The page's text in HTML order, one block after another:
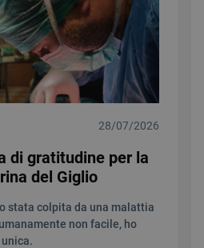
28/07/2026
di gratitudine per la
del Giglio
stata colpita da una malattia
non facile, ho